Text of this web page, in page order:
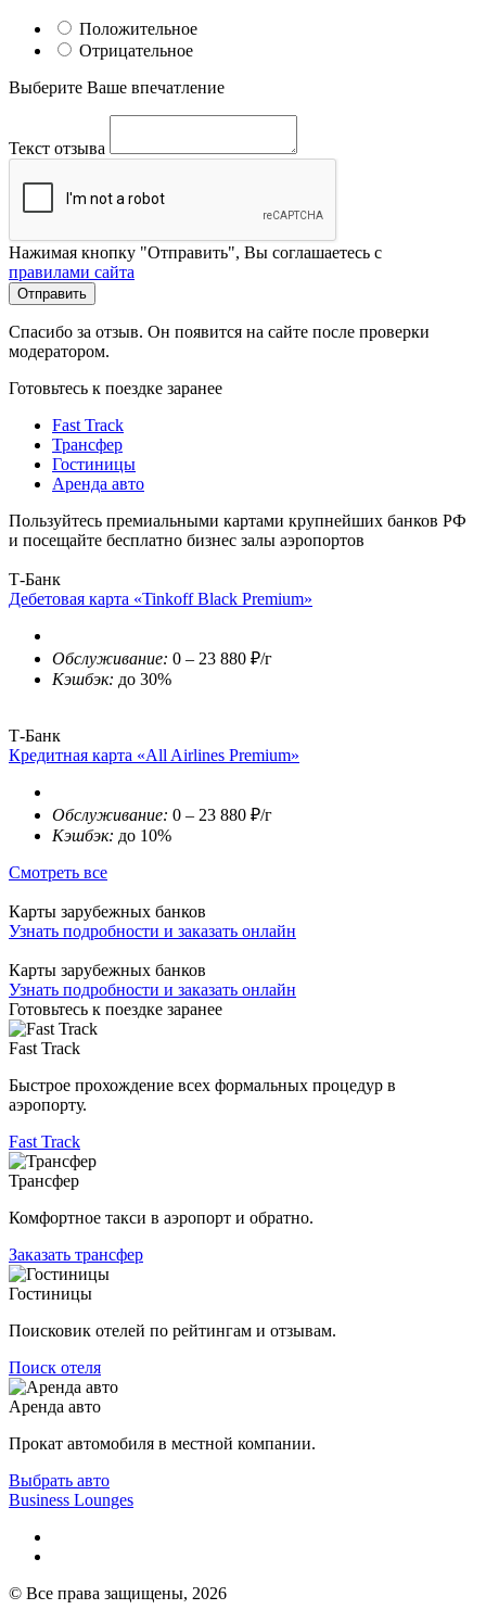
Положительное
Отрицательное
Выберите Ваше впечатление
Текст отзыва
Нажимая кнопку "Отправить", Вы соглашаетесь с
правилами сайта
Отправить
Спасибо за отзыв. Он появится на сайте после проверки
модератором.
Готовьтесь к поездке заранее
Fast Track
Трансфер
Гостиницы
Аренда авто
Пользуйтесь премиальными картами крупнейших банков РФ
и посещайте бесплатно бизнес залы аэропортов
Т-Банк
Дебетовая карта «Tinkoff Black Premium»
Обслуживание: 0 – 23 880 ₽/г
Кэшбэк: до 30%
Т-Банк
Кредитная карта «All Airlines Premium»
Обслуживание: 0 – 23 880 ₽/г
Кэшбэк: до 10%
Смотреть все
Карты зарубежных банков
Узнать подробности и заказать онлайн
Карты зарубежных банков
Узнать подробности и заказать онлайн
Готовьтесь к поездке заранее
Fast Track
Быстрое прохождение всех формальных процедур в
аэропорту.
Fast Track
Трансфер
Комфортное такси в аэропорт и обратно.
Заказать трансфер
Гостиницы
Поисковик отелей по рейтингам и отзывам.
Поиск отеля
Аренда авто
Прокат автомобиля в местной компании.
Выбрать авто
Business Lounges
© Все права защищены, 2026